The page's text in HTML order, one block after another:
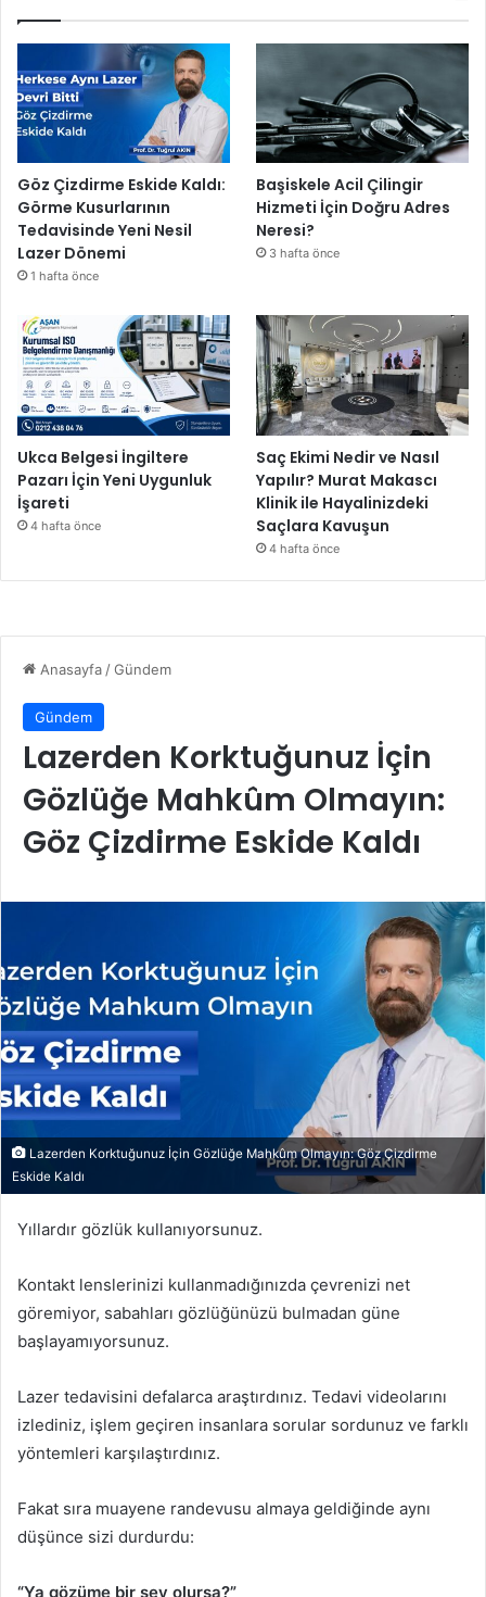
n
i
l
e
y
z
”
Göz Çizdirme Eskide Kaldı:
Görme Kusurlarının
Tedavisinde Yeni Nesil
Lazer Dönemi
1 hafta önce
Başiskele Acil Çilingir
Hizmeti İçin Doğru Adres
Neresi?
3 hafta önce
Ukca Belgesi İngiltere
Pazarı İçin Yeni Uygunluk
İşareti
4 hafta önce
Saç Ekimi Nedir ve Nasıl
Yapılır? Murat Makascı
Klinik ile Hayalinizdeki
Saçlara Kavuşun
4 hafta önce